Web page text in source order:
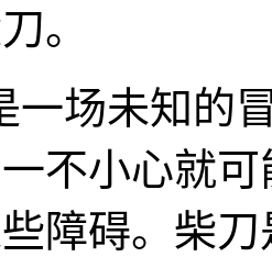
。
场未知的冒
不小心就
障碍。柴